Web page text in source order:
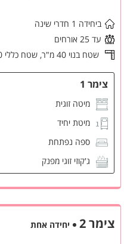
ביחידה 1 חדרי שינה
עד 25 אורחים
שטח בנוי 40 מ"ר,
שטח כללי 1000 מ"ר
צימר 1
מיטה זוגית
מיטת יחיד
ספה נפתחת
ג'קוזי זוגי מפנק
מטבחוןצימר 2 יחידה אחת